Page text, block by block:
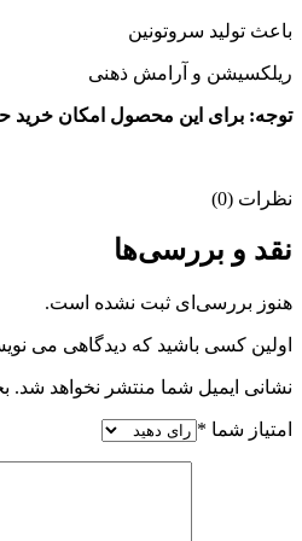
باعث تولید سروتونین
ریلکسیشن و آرامش ذهنی
توجه: برای این محصول امکان خرید
نظرات (0)
نقد و بررسی‌ها
هنوز بررسی‌ای ثبت نشده است.
اولین کسی باشید که دیدگاهی می
نشانی ایمیل شما منتشر نخواهد شد.
امتیاز شما *